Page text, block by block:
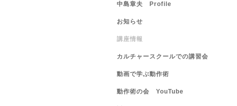
中島章夫 Profile
お知らせ
講座情報
カルチャースクールでの講習会
動画で学ぶ動作術
動作術の会 YouTube